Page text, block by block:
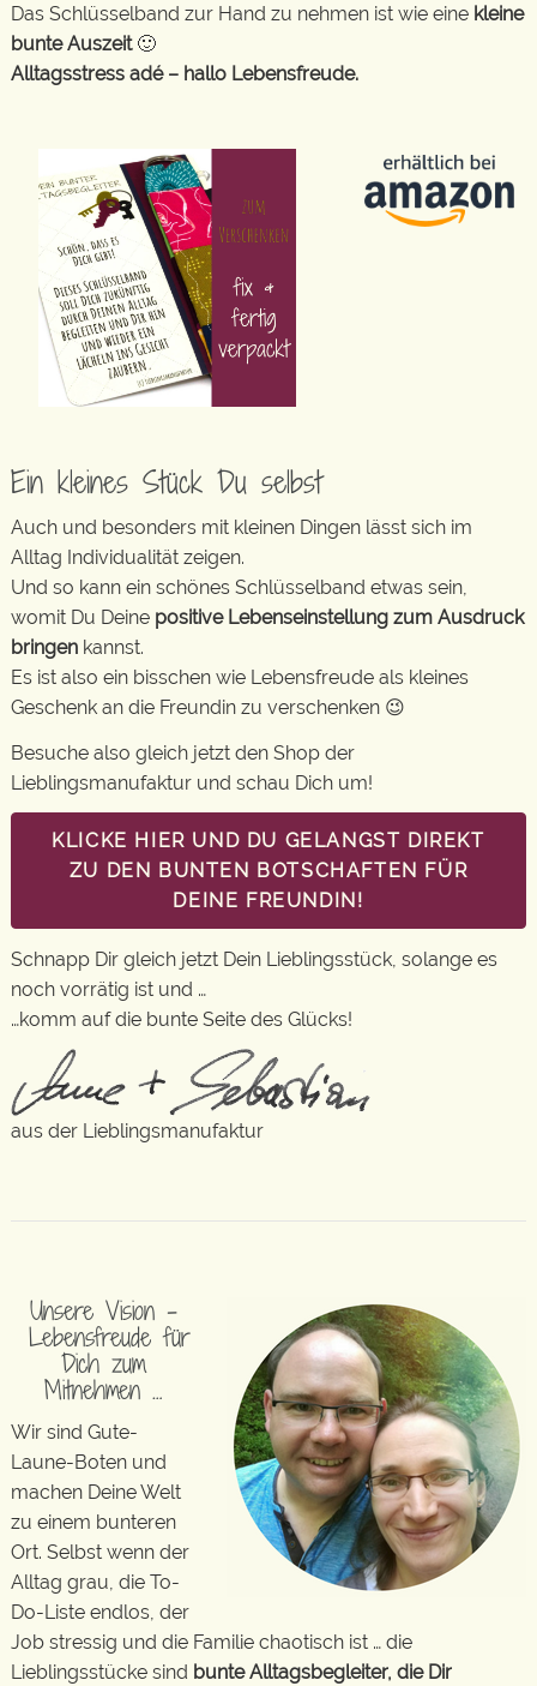
Das Schlüsselband zur Hand zu nehmen ist wie eine kleine
bunte Auszeit🙂
Alltagsstress adé – hallo Lebensfreude.
Ein kleines Stück Du selbst
Auch und besonders mit kleinen Dingen lässt sich im
Alltag Individualität zeigen.
Und so kann ein schönes Schlüsselband etwas sein,
womit Du Deine positive Lebenseinstellung zum Ausdruck
bringen kannst.
Es ist also ein bisschen wie Lebensfreude als kleines
Geschenk an die Freundin zu verschenken 😉
Besuche also gleich jetzt den Shop der
Lieblingsmanufaktur und schau Dich um!
KLICKE HIER UND DU GELANGST DIREKT
ZU DEN BUNTEN BOTSCHAFTEN FÜR
DEINE FREUNDIN!
Schnapp Dir gleich jetzt Dein Lieblingsstück, solange es
noch vorrätig ist und …
…komm auf die bunte Seite des Glücks!
aus der Lieblingsmanufaktur
Unsere Vision –
Lebensfreude für
Dich zum
Mitnehmen …
Wir sind Gute-
Laune-Boten und
machen Deine Welt
zu einem bunteren
Ort. Selbst wenn der
Alltag grau, die To-
Do-Liste endlos, der
Job stressig und die Familie chaotisch ist … die
Lieblingsstücke sind bunte Alltagsbegleiter, die Dir